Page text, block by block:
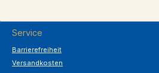
Service
Barrierefreiheit
Versandkosten